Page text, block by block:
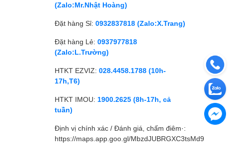
(Zalo:Mr.Nhật Hoàng)
Đặt hàng Sỉ: 0932837818 (Zalo:X.Trang)
Đặt hàng Lẻ: 0937977818
(Zalo:L.Trường)
HTKT EZVIZ: 028.4458.1788 (10h-
17h,T6)
HTKT IMOU: 1900.2625 (8h-17h, cả
tuần)
Định vị chính xác / Đánh giá, chấm điêm·:
https://maps.app.goo.gl/MbzdJUBRGXC3tsMd9